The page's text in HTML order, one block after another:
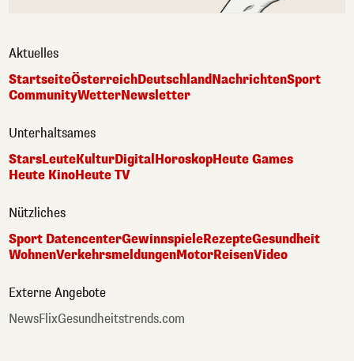
Aktuelles
StartseiteÖsterreichDeutschlandNachrichtenSport
CommunityWetterNewsletter
Unterhaltsames
StarsLeuteKulturDigital HoroskopHeute Games
Heute KinoHeute TV
Nützliches
Sport DatencenterGewinnspieleRezepteGesundheit
WohnenVerkehrsmeldungenMotorReisenVideo
Externe Angebote
NewsFlixGesundheitstrends.com